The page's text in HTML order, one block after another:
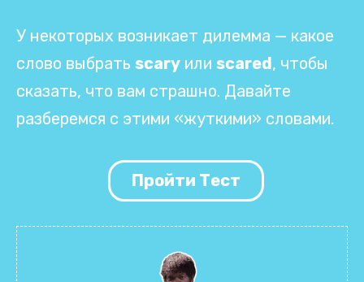
У некоторых возникает дилемма — какое
слово выбрать scary или scared, чтобы
сказать, что вам страшно. Давайте
разберемся с этими «жуткими» словами.
Пройти Тест